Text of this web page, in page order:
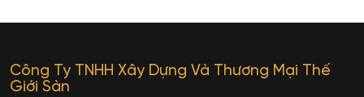
Công Ty TNHH Xây Dựng Và Thương Mại Thế
Giới Sàn